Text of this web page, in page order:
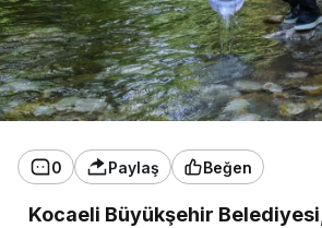
0 Paylaş Beğen
Kocaeli Büyükşehir